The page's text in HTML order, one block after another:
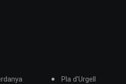
Pla d'Urgell